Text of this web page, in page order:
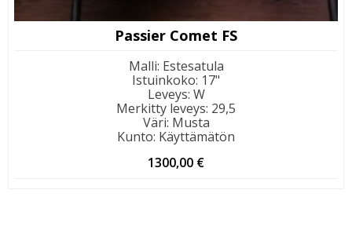
Passier Comet FS
Malli: Estesatula
Istuinkoko: 17"
Leveys: W
Merkitty leveys: 29,5
Väri: Musta
Kunto: Käyttämätön
1300,00 €